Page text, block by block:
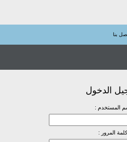
بنا
الدخول
المستخدم :
كلمة المرور :